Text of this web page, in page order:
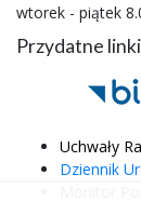
wtorek - piątek
Przydatne linki
Uchwały
Dziennik